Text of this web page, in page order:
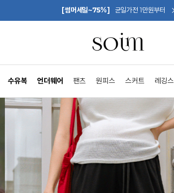
[썸머세일~75%] 균일가전 1만원부터
수유복 언더웨어 팬츠 원피스 스커트 레깅스